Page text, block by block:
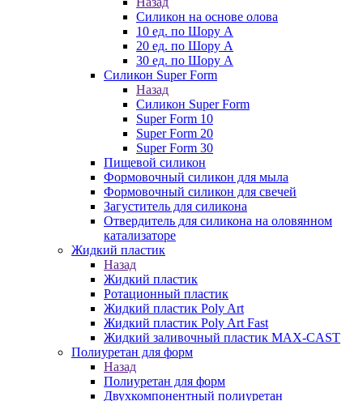
Силикон на основе олова
10 ед. по Шору А
20 ед. по Шору А
30 ед. по Шору А
Силикон Super Form
Назад
Силикон Super Form
Super Form 10
Super Form 20
Super Form 30
Пищевой силикон
Формовочный силикон для мыла
Формовочный силикон для свечей
Загуститель для силикона
Отвердитель для силикона на оловянном
катализаторе
Жидкий пластик
Назад
Жидкий пластик
Ротационный пластик
Жидкий пластик Poly Art
Жидкий пластик Poly Art Fast
Жидкий заливочный пластик MAX-CAST
Полиуретан для форм
Назад
Полиуретан для форм
Двухкомпонентный полиуретан